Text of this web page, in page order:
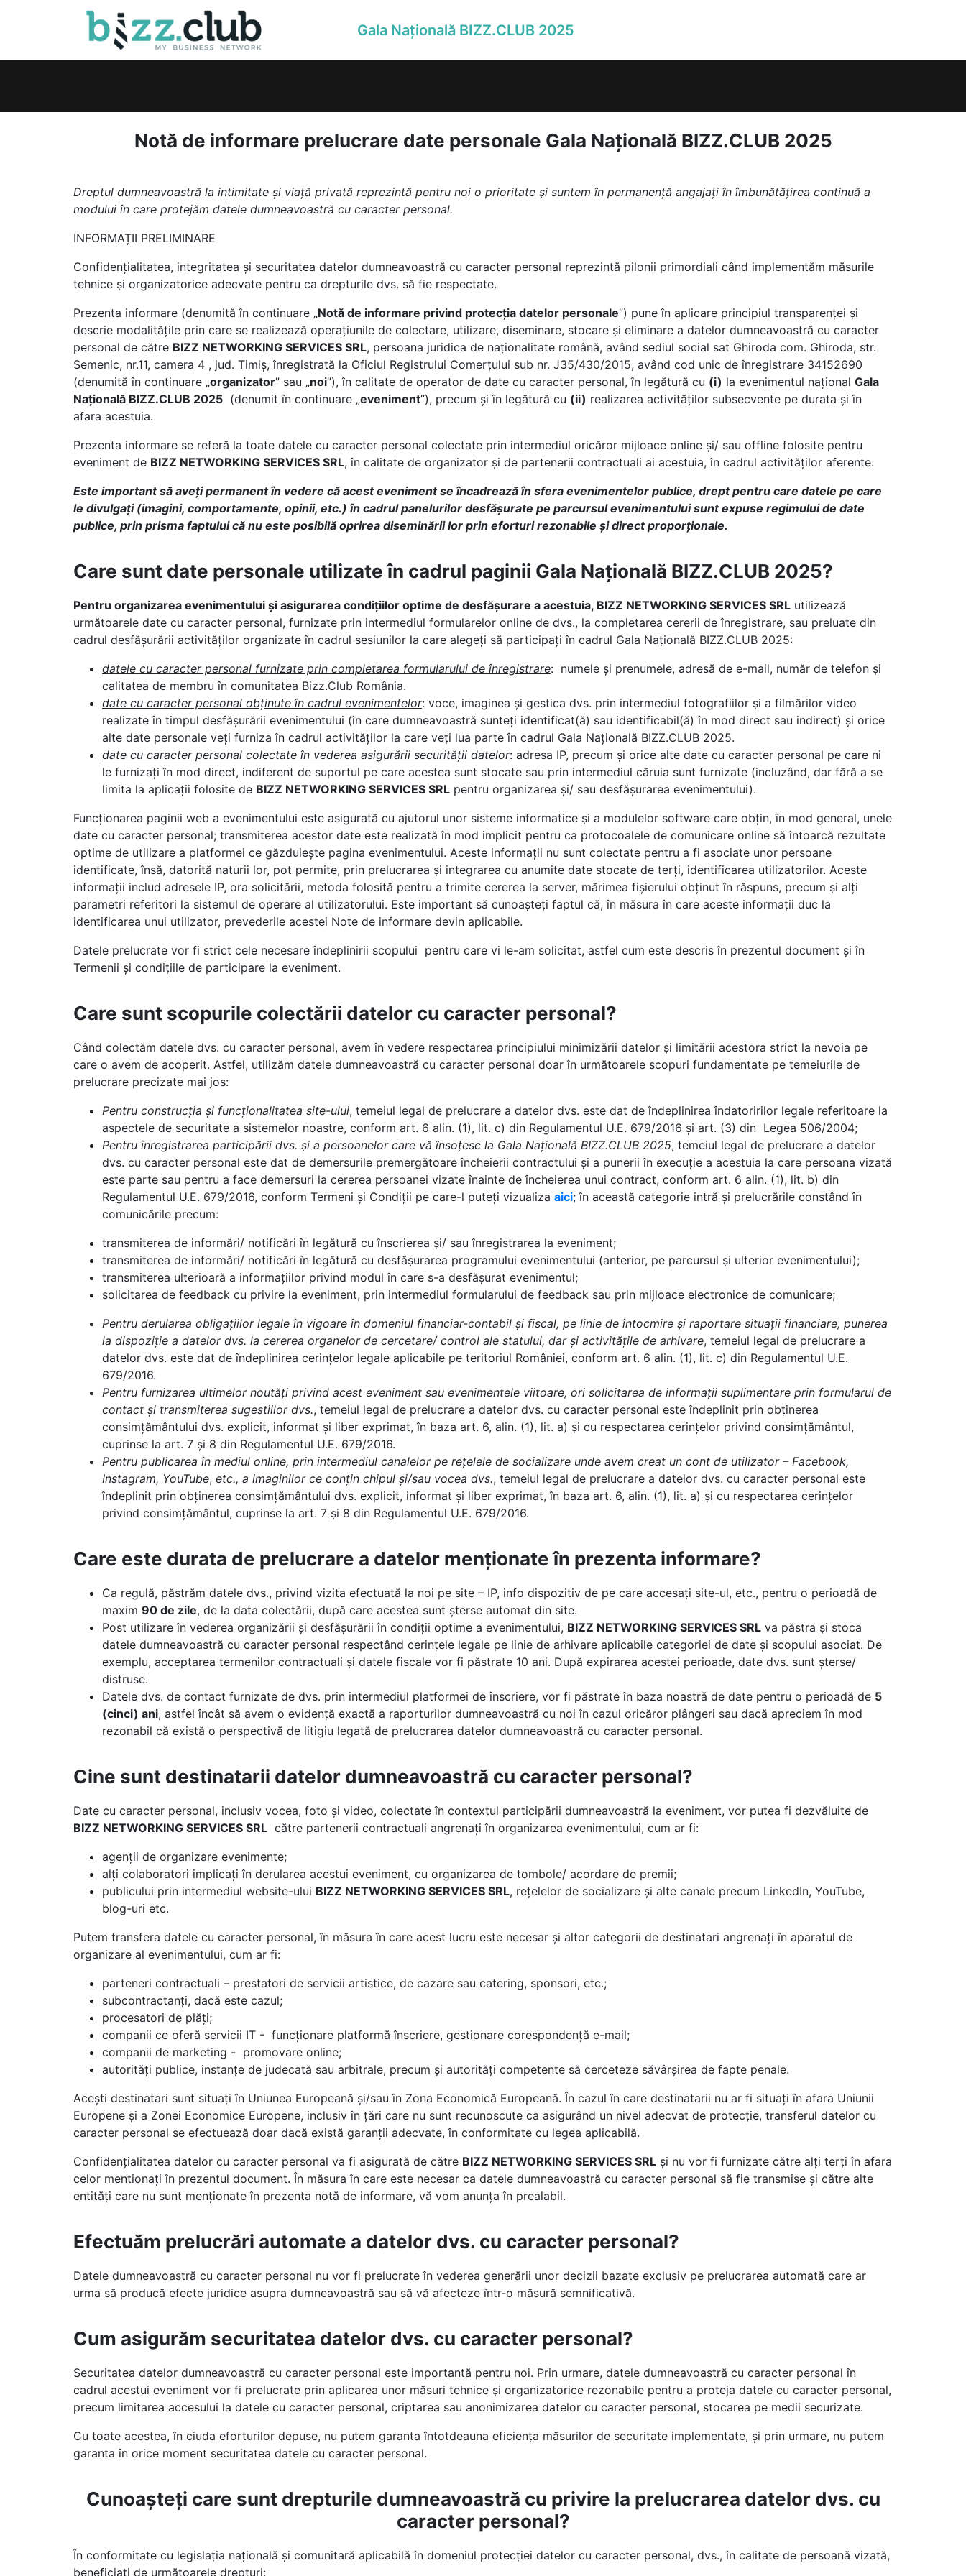
Gala Națională BIZZ.CLUB 2025
Notă de informare prelucrare date personale Gala Națională BIZZ.CLUB 2025
Dreptul dumneavoastră la intimitate și viață privată reprezintă pentru noi o prioritate și suntem în permanență angajați în îmbunătățirea continuă a
modului în care protejăm datele dumneavoastră cu caracter personal.
INFORMAȚII PRELIMINARE
Confidențialitatea, integritatea și securitatea datelor dumneavoastră cu caracter personal reprezintă pilonii primordiali când implementăm măsurile
tehnice și organizatorice adecvate pentru ca drepturile dvs. să fie respectate.
Prezenta informare (denumită în continuare „Notă de informare privind protecția datelor personale”) pune în aplicare principiul transparenței și
descrie modalitățile prin care se realizează operațiunile de colectare, utilizare, diseminare, stocare și eliminare a datelor dumneavoastră cu caracter
personal de către BIZZ NETWORKING SERVICES SRL, persoana juridica de naționalitate română, având sediul social sat Ghiroda com. Ghiroda, str.
Semenic, nr.11, camera 4 , jud. Timiș, înregistrată la Oficiul Registrului Comerțului sub nr. J35/430/2015, având cod unic de înregistrare 34152690
(denumită în continuare „organizator” sau „noi”), în calitate de operator de date cu caracter personal, în legătură cu (i) la evenimentul național Gala
Națională BIZZ.CLUB 2025 (denumit în continuare „eveniment”), precum și în legătură cu (ii) realizarea activităților subsecvente pe durata și în
afara acestuia.
Prezenta informare se referă la toate datele cu caracter personal colectate prin intermediul oricăror mijloace online și/ sau offline folosite pentru
eveniment de BIZZ NETWORKING SERVICES SRL, în calitate de organizator și de partenerii contractuali ai acestuia, în cadrul activităților aferente.
Este important să aveți permanent în vedere că acest eveniment se încadrează în sfera evenimentelor publice, drept pentru care datele pe care
le divulgați (imagini, comportamente, opinii, etc.) în cadrul panelurilor desfășurate pe parcursul evenimentului sunt expuse regimului de date
publice, prin prisma faptului că nu este posibilă oprirea diseminării lor prin eforturi rezonabile și direct proporționale.
Care sunt date personale utilizate în cadrul paginii Gala Națională BIZZ.CLUB 2025?
Pentru organizarea evenimentului și asigurarea condițiilor optime de desfășurare a acestuia, BIZZ NETWORKING SERVICES SRL utilizează
următoarele date cu caracter personal, furnizate prin intermediul formularelor online de dvs., la completarea cererii de înregistrare, sau preluate din
cadrul desfășurării activităților organizate în cadrul sesiunilor la care alegeți să participați în cadrul Gala Națională BIZZ.CLUB 2025:
datele cu caracter personal furnizate prin completarea formularului de înregistrare: numele și prenumele, adresă de e-mail, număr de telefon și
calitatea de membru în comunitatea Bizz.Club România.
date cu caracter personal obținute în cadrul evenimentelor: voce, imaginea și gestica dvs. prin intermediul fotografiilor și a filmărilor video
realizate în timpul desfășurării evenimentului (în care dumneavoastră sunteți identificat(ă) sau identificabil(ă) în mod direct sau indirect) și orice
alte date personale veți furniza în cadrul activităților la care veți lua parte în cadrul Gala Națională BIZZ.CLUB 2025.
date cu caracter personal colectate în vederea asigurării securității datelor: adresa IP, precum și orice alte date cu caracter personal pe care ni
le furnizați în mod direct, indiferent de suportul pe care acestea sunt stocate sau prin intermediul căruia sunt furnizate (incluzând, dar fără a se
limita la aplicații folosite de BIZZ NETWORKING SERVICES SRL pentru organizarea și/ sau desfășurarea evenimentului).
Funcționarea paginii web a evenimentului este asigurată cu ajutorul unor sisteme informatice și a modulelor software care obțin, în mod general, unele
date cu caracter personal; transmiterea acestor date este realizată în mod implicit pentru ca protocoalele de comunicare online să întoarcă rezultate
optime de utilizare a platformei ce găzduiește pagina evenimentului. Aceste informații nu sunt colectate pentru a fi asociate unor persoane
identificate, însă, datorită naturii lor, pot permite, prin prelucrarea și integrarea cu anumite date stocate de terți, identificarea utilizatorilor. Aceste
informații includ adresele IP, ora solicitării, metoda folosită pentru a trimite cererea la server, mărimea fișierului obținut în răspuns, precum și alți
parametri referitori la sistemul de operare al utilizatorului. Este important să cunoașteți faptul că, în măsura în care aceste informații duc la
identificarea unui utilizator, prevederile acestei Note de informare devin aplicabile.
Datele prelucrate vor fi strict cele necesare îndeplinirii scopului pentru care vi le-am solicitat, astfel cum este descris în prezentul document și în
Termenii și condițiile de participare la eveniment.
Care sunt scopurile colectării datelor cu caracter personal?
Când colectăm datele dvs. cu caracter personal, avem în vedere respectarea principiului minimizării datelor și limitării acestora strict la nevoia pe
care o avem de acoperit. Astfel, utilizăm datele dumneavoastră cu caracter personal doar în următoarele scopuri fundamentate pe temeiurile de
prelucrare precizate mai jos:
Pentru construcția și funcționalitatea site-ului, temeiul legal de prelucrare a datelor dvs. este dat de îndeplinirea îndatoririlor legale referitoare la
aspectele de securitate a sistemelor noastre, conform art. 6 alin. (1), lit. c) din Regulamentul U.E. 679/2016 și art. (3) din Legea 506/2004;
Pentru înregistrarea participării dvs. și a persoanelor care vă însoțesc la Gala Națională BIZZ.CLUB 2025, temeiul legal de prelucrare a datelor
dvs. cu caracter personal este dat de demersurile premergătoare încheierii contractului și a punerii în execuție a acestuia la care persoana vizată
este parte sau pentru a face demersuri la cererea persoanei vizate înainte de încheierea unui contract, conform art. 6 alin. (1), lit. b) din
Regulamentul U.E. 679/2016, conform Termeni și Condiții pe care-l puteți vizualiza aici; în această categorie intră și prelucrările constând în
comunicările precum:
transmiterea de informări/ notificări în legătură cu înscrierea și/ sau înregistrarea la eveniment;
transmiterea de informări/ notificări în legătură cu desfășurarea programului evenimentului (anterior, pe parcursul și ulterior evenimentului);
transmiterea ulterioară a informațiilor privind modul în care s-a desfășurat evenimentul;
solicitarea de feedback cu privire la eveniment, prin intermediul formularului de feedback sau prin mijloace electronice de comunicare;
Pentru derularea obligațiilor legale în vigoare în domeniul financiar-contabil și fiscal, pe linie de întocmire și raportare situații financiare, punerea
la dispoziție a datelor dvs. la cererea organelor de cercetare/ control ale statului, dar și activitățile de arhivare, temeiul legal de prelucrare a
datelor dvs. este dat de îndeplinirea cerințelor legale aplicabile pe teritoriul României, conform art. 6 alin. (1), lit. c) din Regulamentul U.E.
679/2016.
Pentru furnizarea ultimelor noutăți privind acest eveniment sau evenimentele viitoare, ori solicitarea de informații suplimentare prin formularul de
contact și transmiterea sugestiilor dvs., temeiul legal de prelucrare a datelor dvs. cu caracter personal este îndeplinit prin obținerea
consimțământului dvs. explicit, informat și liber exprimat, în baza art. 6, alin. (1), lit. a) și cu respectarea cerințelor privind consimțământul,
cuprinse la art. 7 și 8 din Regulamentul U.E. 679/2016.
Pentru publicarea în mediul online, prin intermediul canalelor pe rețelele de socializare unde avem creat un cont de utilizator – Facebook,
Instagram, YouTube, etc., a imaginilor ce conțin chipul și/sau vocea dvs., temeiul legal de prelucrare a datelor dvs. cu caracter personal este
îndeplinit prin obținerea consimțământului dvs. explicit, informat și liber exprimat, în baza art. 6, alin. (1), lit. a) și cu respectarea cerințelor
privind consimțământul, cuprinse la art. 7 și 8 din Regulamentul U.E. 679/2016.
Care este durata de prelucrare a datelor menționate în prezenta informare?
Ca regulă, păstrăm datele dvs., privind vizita efectuată la noi pe site – IP, info dispozitiv de pe care accesați site-ul, etc., pentru o perioadă de
maxim 90 de zile, de la data colectării, după care acestea sunt șterse automat din site.
Post utilizare în vederea organizării și desfășurării în condiții optime a evenimentului, BIZZ NETWORKING SERVICES SRL va păstra și stoca
datele dumneavoastră cu caracter personal respectând cerințele legale pe linie de arhivare aplicabile categoriei de date și scopului asociat. De
exemplu, acceptarea termenilor contractuali și datele fiscale vor fi păstrate 10 ani. După expirarea acestei perioade, date dvs. sunt șterse/
distruse.
Datele dvs. de contact furnizate de dvs. prin intermediul platformei de înscriere, vor fi păstrate în baza noastră de date pentru o perioadă de 5
(cinci) ani, astfel încât să avem o evidență exactă a raporturilor dumneavoastră cu noi în cazul oricăror plângeri sau dacă apreciem în mod
rezonabil că există o perspectivă de litigiu legată de prelucrarea datelor dumneavoastră cu caracter personal.
Cine sunt destinatarii datelor dumneavoastră cu caracter personal?
Date cu caracter personal, inclusiv vocea, foto și video, colectate în contextul participării dumneavoastră la eveniment, vor putea fi dezvăluite de
BIZZ NETWORKING SERVICES SRL către partenerii contractuali angrenați în organizarea evenimentului, cum ar fi:
agenții de organizare evenimente;
alți colaboratori implicați în derularea acestui eveniment, cu organizarea de tombole/ acordare de premii;
publicului prin intermediul website-ului BIZZ NETWORKING SERVICES SRL, rețelelor de socializare și alte canale precum LinkedIn, YouTube,
blog-uri etc.
Putem transfera datele cu caracter personal, în măsura în care acest lucru este necesar și altor categorii de destinatari angrenați în aparatul de
organizare al evenimentului, cum ar fi:
parteneri contractuali – prestatori de servicii artistice, de cazare sau catering, sponsori, etc.;
subcontractanți, dacă este cazul;
procesatori de plăți;
companii ce oferă servicii IT - funcționare platformă înscriere, gestionare corespondență e-mail;
companii de marketing - promovare online;
autorități publice, instanțe de judecată sau arbitrale, precum și autorități competente să cerceteze săvârșirea de fapte penale.
Acești destinatari sunt situați în Uniunea Europeană și/sau în Zona Economică Europeană. În cazul în care destinatarii nu ar fi situați în afara Uniunii
Europene și a Zonei Economice Europene, inclusiv în țări care nu sunt recunoscute ca asigurând un nivel adecvat de protecție, transferul datelor cu
caracter personal se efectuează doar dacă există garanții adecvate, în conformitate cu legea aplicabilă.
Confidenţialitatea datelor cu caracter personal va fi asigurată de către BIZZ NETWORKING SERVICES SRL şi nu vor fi furnizate către alţi terţi în afara
celor mentionaţi în prezentul document. În măsura în care este necesar ca datele dumneavoastră cu caracter personal să fie transmise și către alte
entități care nu sunt menționate în prezenta notă de informare, vă vom anunța în prealabil.
Efectuăm prelucrări automate a datelor dvs. cu caracter personal?
Datele dumneavoastră cu caracter personal nu vor fi prelucrate în vederea generării unor decizii bazate exclusiv pe prelucrarea automată care ar
urma să producă efecte juridice asupra dumneavoastră sau să vă afecteze într-o măsură semnificativă.
Cum asigurăm securitatea datelor dvs. cu caracter personal?
Securitatea datelor dumneavoastră cu caracter personal este importantă pentru noi. Prin urmare, datele dumneavoastră cu caracter personal în
cadrul acestui eveniment vor fi prelucrate prin aplicarea unor măsuri tehnice și organizatorice rezonabile pentru a proteja datele cu caracter personal,
precum limitarea accesului la datele cu caracter personal, criptarea sau anonimizarea datelor cu caracter personal, stocarea pe medii securizate.
Cu toate acestea, în ciuda eforturilor depuse, nu putem garanta întotdeauna eficiența măsurilor de securitate implementate, și prin urmare, nu putem
garanta în orice moment securitatea datele cu caracter personal.
Cunoașteți care sunt drepturile dumneavoastră cu privire la prelucrarea datelor dvs. cu
caracter personal?
În conformitate cu legislația națională și comunitară aplicabilă în domeniul protecției datelor cu caracter personal, dvs., în calitate de persoană vizată,
beneficiați de următoarele drepturi: